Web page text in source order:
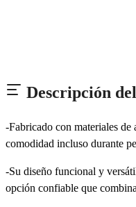
Descripción
-Fabricado con materiales de
comodidad incluso durante
-Su diseño funcional y
opción confiable que